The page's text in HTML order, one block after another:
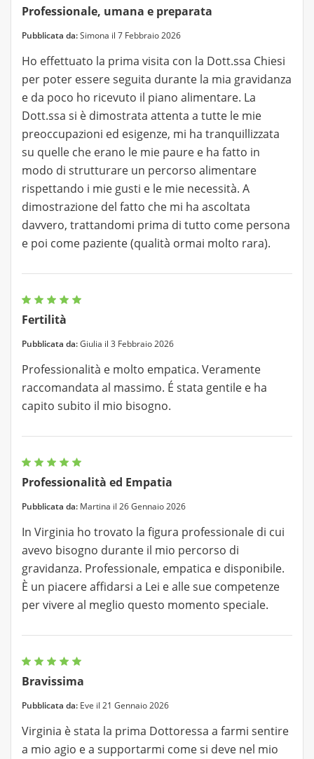
Professionale, umana e preparata
Pubblicata da:Simona il 7 Febbraio 2026
Ho effettuato la prima visita con la Dott.ssa Chiesi
per poter essere seguita durante la mia gravidanza
e da poco ho ricevuto il piano alimentare. La
Dott.ssa si è dimostrata attenta a tutte le mie
preoccupazioni ed esigenze, mi ha tranquillizzata
su quelle che erano le mie paure e ha fatto in
modo di strutturare un percorso alimentare
rispettando i mie gusti e le mie necessità. A
dimostrazione del fatto che mi ha ascoltata
davvero, trattandomi prima di tutto come persona
e poi come paziente (qualità ormai molto rara).
Fertilità
Pubblicata da:Giulia il 3 Febbraio 2026
Professionalità e molto empatica. Veramente
raccomandata al massimo. É stata gentile e ha
capito subito il mio bisogno.
Professionalità ed Empatia
Pubblicata da: Martina il 26 Gennaio 2026
In Virginia ho trovato la figura professionale di cui
avevo bisogno durante il mio percorso di
gravidanza. Professionale, empatica e disponibile.
È un piacere affidarsi a Lei e alle sue competenze
per vivere al meglio questo momento speciale.
Bravissima
Pubblicata da: Eve il 21 Gennaio 2026
Virginia è stata la prima Dottoressa a farmi sentire
a mio agio e a supportarmi come si deve nel mio